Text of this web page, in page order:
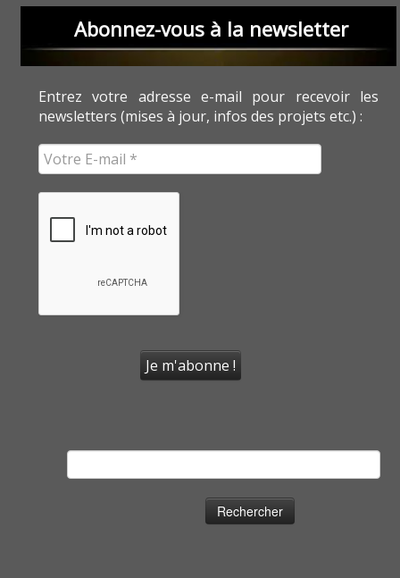
Abonnez-vous à la newsletter
Entrez votre adresse e-mail pour recevoir les
newsletters (mises à jour, infos des projets etc.) :